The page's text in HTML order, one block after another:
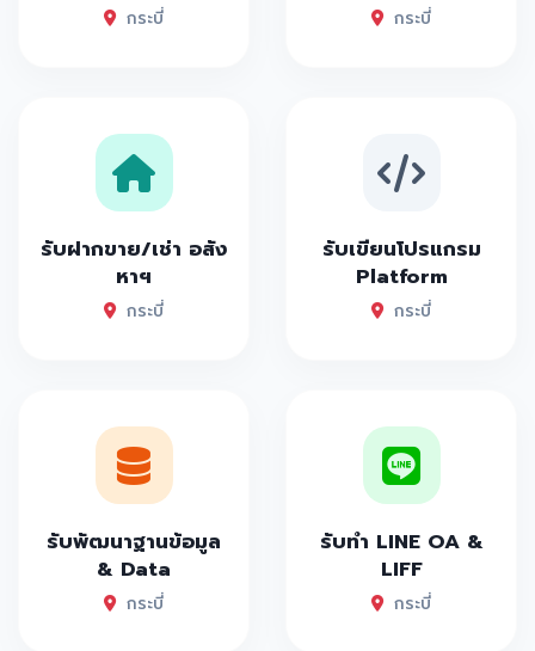
กระบี่ กระบี่
รับฝากขาย/เช่า อสัง
หาฯ
กระบี่
รับเขียนโปรแกรม
Platform
กระบี่
รับพัฒนาฐานข้อมูล
& Data
กระบี่
รับทำ LINE OA &
LIFF
กระบี่